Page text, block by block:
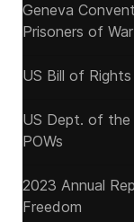
Geneva
Prisoners of
US Bill of Rights
US Dept. of
POWs
2023 Annual
Freedom